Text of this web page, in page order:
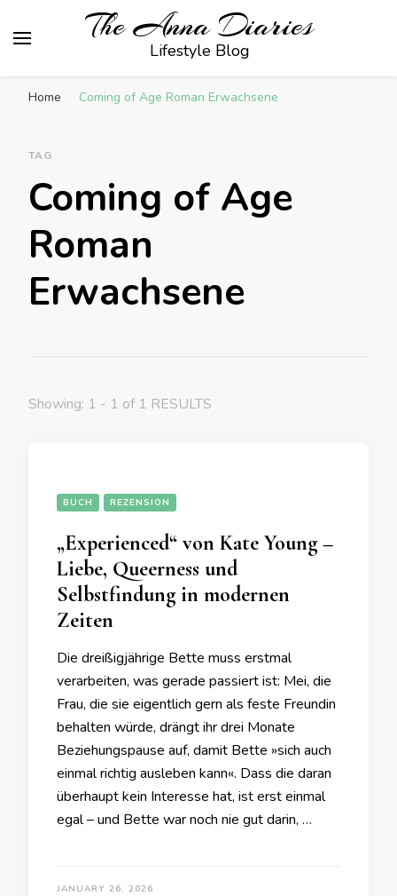
The Anna Diaries
Lifestyle Blog
Home Coming of Age Roman Erwachsene
TAG
Coming of Age
Roman
Erwachsene
Showing: 1 - 1 of 1 RESULTS
BUCH REZENSION
„Experienced“ von Kate Young –
Liebe, Queerness und
Selbstfindung in modernen
Zeiten
Die dreißigjährige Bette muss erstmal
verarbeiten, was gerade passiert ist: Mei, die
Frau, die sie eigentlich gern als feste Freundin
behalten würde, drängt ihr drei Monate
Beziehungspause auf, damit Bette »sich auch
einmal richtig ausleben kann«. Dass die daran
überhaupt kein Interesse hat, ist erst einmal
egal – und Bette war noch nie gut darin, …
JANUARY 26, 2026